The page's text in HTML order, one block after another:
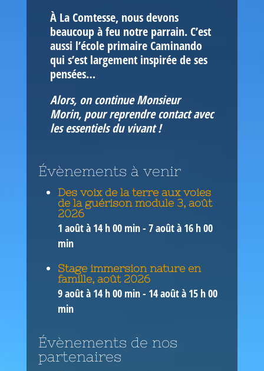
À La Comtesse, nous devons
beaucoup à feu notre parrain. C’est
aussi l’école primaire Caminando
qui s’est largement inspirée de ses
pensées…
Alors, on continue Monsieur
Morin, pour reprendre contact avec
les essentiels du vivant !
Évènements à venir
Des voix de la terre aux voies
de la guérison module 3, août
2026
1 août à 14 h 00 min-7 août à 16 h 00
min
Stage immersion nature en
famille, août 2026
9 août à 14 h 00 min- 14 août à 15 h 00
min
Évènements de nos
partenaires